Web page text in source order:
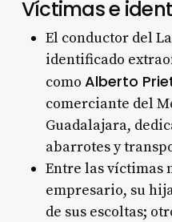
Víctimas e
El conductor del
identificado
como Alberto
comerciante del
Guadalajara,
abarrotes y
Entre las víctimas
empresario, su
de sus escoltas;